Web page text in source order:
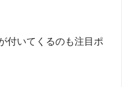
付いてくるのも注目ポ